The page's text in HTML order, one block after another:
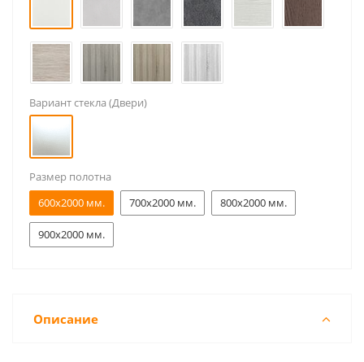
Вариант стекла (Двери)
Размер полотна
600x2000 мм.
700x2000 мм. 800x2000 мм.
900x2000 мм.
Описание